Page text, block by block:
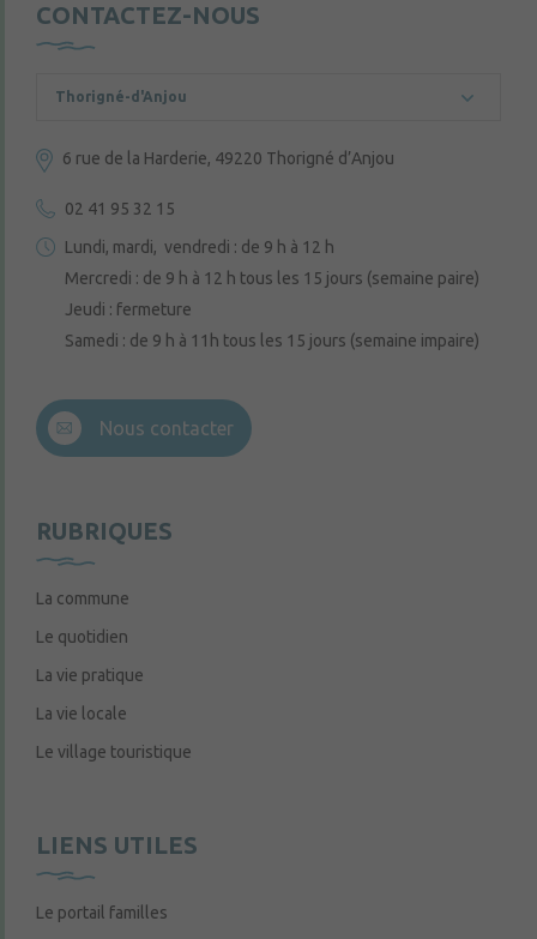
CONTACTEZ-NOUS
Thorigné-d'Anjou
6 rue de la Harderie, 49220 Thorigné d’Anjou
02 41 95 32 15
Lundi, mardi, vendredi : de 9 h à 12 h
Mercredi : de 9 h à 12 h tous les 15 jours (semaine paire)
Jeudi : fermeture
Samedi : de 9 h à 11h tous les 15 jours (semaine impaire)
Nous contacter
RUBRIQUES
La commune
Le quotidien
La vie pratique
La vie locale
Le village touristique
LIENS UTILES
Le portail familles